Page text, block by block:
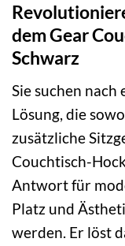
dem Gear
Schwarz
Sie suchen
Lösung, die
zusätzliche
Couchtisch-
Antwort für
Platz und
werden. Er löst